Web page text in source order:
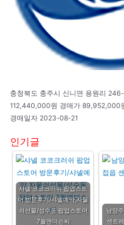
충청북도 충주시 신니면 용원리
112,440,000원 경매가 89,952,000
경매일자 2023-08-21
인기글
샤넬 코코크러쉬 팝업스토
어 방문후기/샤넬예약,자물
쇠선물/성수동 팝업스토어
7월앤더슨씨
남양
센트